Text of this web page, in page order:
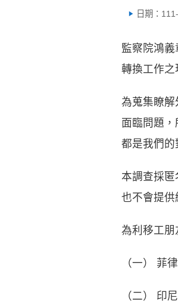
日期：
監察院鴻
轉換工作之
為蒐集瞭
面臨問題
都是我們的
本調查採匿
也不會提供
為利移工朋
（一） 菲
（二） 印